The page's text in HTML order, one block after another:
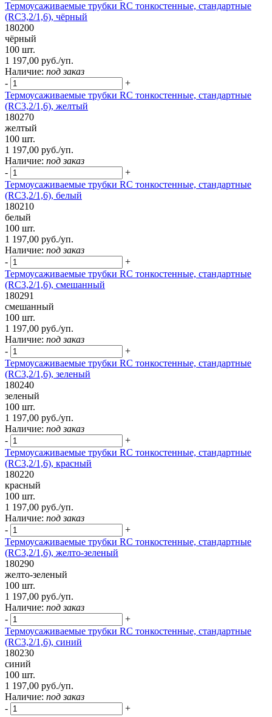
Термоусаживаемые трубки RC тонкостенные, стандартные
(RC3,2/1,6), чёрный
180200
чёрный
100 шт.
1 197,00 руб./уп.
Наличие: под заказ
-
+
Термоусаживаемые трубки RC тонкостенные, стандартные
(RC3,2/1,6), желтый
180270
желтый
100 шт.
1 197,00 руб./уп.
Наличие: под заказ
-
+
Термоусаживаемые трубки RC тонкостенные, стандартные
(RC3,2/1,6), белый
180210
белый
100 шт.
1 197,00 руб./уп.
Наличие: под заказ
-
+
Термоусаживаемые трубки RC тонкостенные, стандартные
(RC3,2/1,6), смешанный
180291
смешанный
100 шт.
1 197,00 руб./уп.
Наличие: под заказ
-
+
Термоусаживаемые трубки RC тонкостенные, стандартные
(RC3,2/1,6), зеленый
180240
зеленый
100 шт.
1 197,00 руб./уп.
Наличие: под заказ
-
+
Термоусаживаемые трубки RC тонкостенные, стандартные
(RC3,2/1,6), красный
180220
красный
100 шт.
1 197,00 руб./уп.
Наличие: под заказ
-
+
Термоусаживаемые трубки RC тонкостенные, стандартные
(RC3,2/1,6), желто-зеленый
180290
желто-зеленый
100 шт.
1 197,00 руб./уп.
Наличие: под заказ
-
+
Термоусаживаемые трубки RC тонкостенные, стандартные
(RC3,2/1,6), синий
180230
синий
100 шт.
1 197,00 руб./уп.
Наличие: под заказ
-
+